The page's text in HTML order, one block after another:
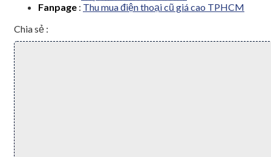
Fanpage : Thu mua điện thoại cũ giá cao TPHCM
Chia sẻ :